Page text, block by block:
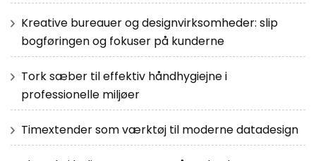
Kreative bureauer og designvirksomheder: slip
bogføringen og fokuser på kunderne
Tork sæber til effektiv håndhygiejne i
professionelle miljøer
Timextender som værktøj til moderne datadesign